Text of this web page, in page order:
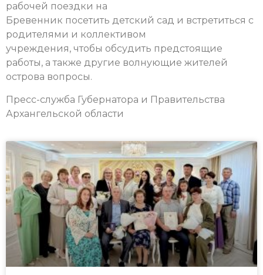
рабочей поездки на
Бревенник посетить детский сад и встретиться с
родителями и коллективом
учреждения, чтобы обсудить предстоящие
работы, а также другие волнующие жителей
острова вопросы.
Пресс-служба Губернатора и Правительства
Архангельской области